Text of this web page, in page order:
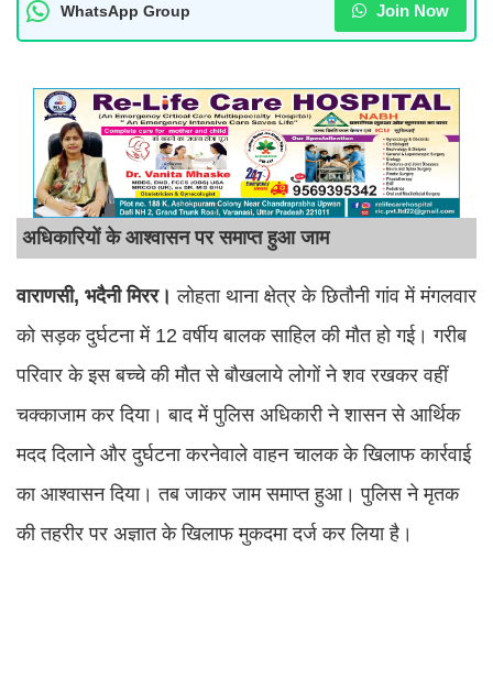
WhatsApp Group Join Now
अधिकारियों के आश्वासन पर समाप्त हुआ जाम
वाराणसी, भदैनी मिरर। लोहता थाना क्षेत्र के छितौनी गांव में मंगलवार
को सड़क दुर्घटना में 12 वर्षीय बालक साहिल की मौत हो गई। गरीब
परिवार के इस बच्चे की मौत से बौखलाये लोगों ने शव रखकर वहीं
चक्काजाम कर दिया। बाद में पुलिस अधिकारी ने शासन से आर्थिक
मदद दिलाने और दुर्घटना करनेवाले वाहन चालक के खिलाफ कार्रवाई
का आश्वासन दिया। तब जाकर जाम समाप्त हुआ। पुलिस ने मृतक
की तहरीर पर अज्ञात के खिलाफ मुकदमा दर्ज कर लिया है।